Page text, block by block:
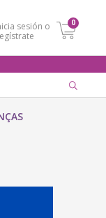
sesión o
0